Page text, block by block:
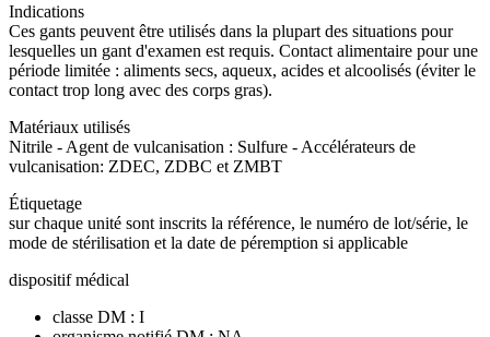
Indications
Ces gants peuvent être utilisés dans la plupart des situations pour
lesquelles un gant d'examen est requis. Contact alimentaire pour une
période limitée : aliments secs, aqueux, acides et alcoolisés (éviter le
contact trop long avec des corps gras).
Matériaux utilisés
Nitrile - Agent de vulcanisation : Sulfure - Accélérateurs de
vulcanisation: ZDEC, ZDBC et ZMBT
Étiquetage
sur chaque unité sont inscrits la référence, le numéro de lot/série, le
mode de stérilisation et la date de péremption si applicable
dispositif médical
classe DM : I